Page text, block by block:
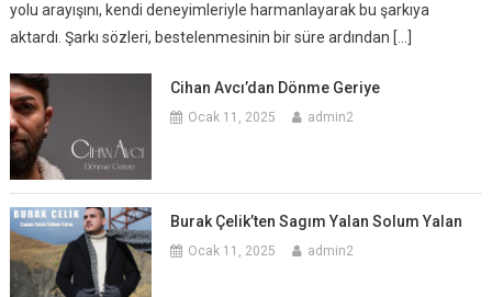
yolu arayışını, kendi deneyimleriyle harmanlayarak bu şarkıya
aktardı. Şarkı sözleri, bestelenmesinin bir süre ardından […]
Cihan Avcı’dan Dönme Geriye
Ocak 11, 2025 admin2
Burak Çelik’ten Sagım Yalan Solum Yalan
Ocak 11, 2025 admin2